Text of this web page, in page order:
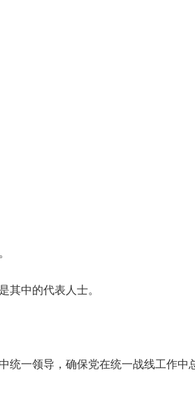
中的代表人士。
领导，确保党在统一战线工作中